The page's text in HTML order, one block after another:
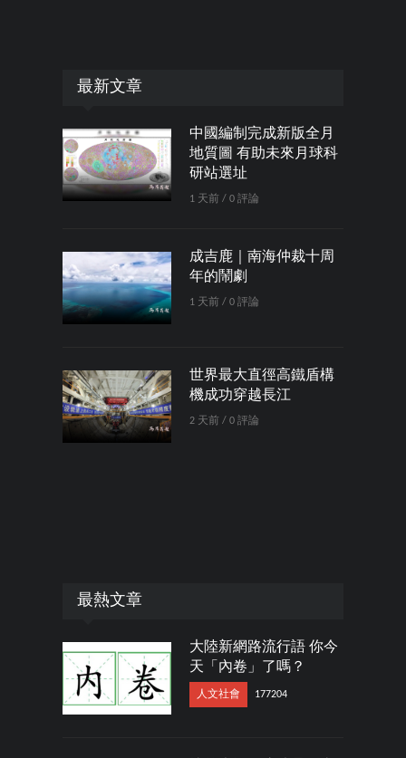
最新文章
中國編制完成新版全月
地質圖 有助未來月球科
研站選址
1 天前 / 0 評論
成吉鹿｜南海仲裁十周
年的鬧劇
1 天前 / 0 評論
世界最大直徑高鐵盾構
機成功穿越長江
2 天前 / 0 評論
最熱文章
大陸新網路流行語 你今
天「內卷」了嗎？
人文社會 177204